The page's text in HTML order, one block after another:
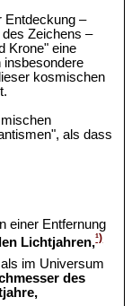
Entdeckung –
des Zeichens –
Krone" eine
insbesondere
kosmischen
als dass
einer Entfernung
Lichtjahren,¹)
im Universum
des